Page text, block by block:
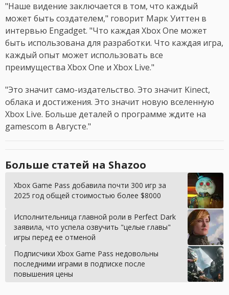
"Наше видение заключается в том, что каждый
может быть создателем," говорит Марк Уиттен в
интервью Engadget. "Что каждая Xbox One может
быть использована для разработки. Что каждая игра,
каждый опыт может использовать все
преимущества Xbox One и Xbox Live."
"Это значит само-издательство. Это значит Kinect,
облака и достижения. Это значит новую вселенную
Xbox Live. Больше деталей о программе ждите на
gamescom в Августе."
Больше статей на Shazoo
Xbox Game Pass добавила почти 300 игр за
2025 год общей стоимостью более $8000
Исполнительница главной роли в Perfect Dark
заявила, что успела озвучить "целые главы"
игры перед ее отменой
Подписчики Xbox Game Pass недовольны
последними играми в подписке после
повышения цены